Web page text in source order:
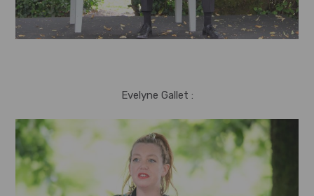
Evelyne Gallet :